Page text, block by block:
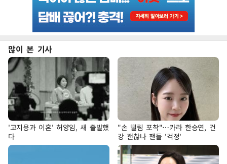
많이 본 기사
'고지용과 이혼' 허양임, 새 출발했
다
"손 떨림 포착"…카라 한승연, 건
강 괜찮나 팬들 '걱정'